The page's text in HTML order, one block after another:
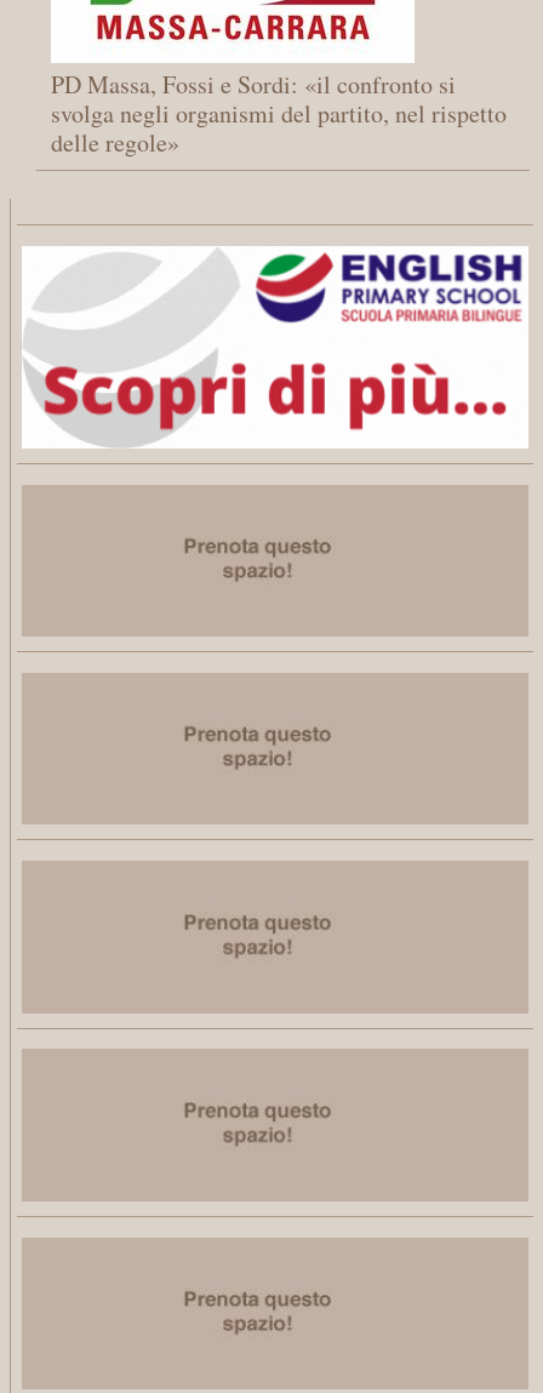
PD Massa, Fossi e Sordi: «il confronto si
svolga negli organismi del partito, nel rispetto
delle regole»